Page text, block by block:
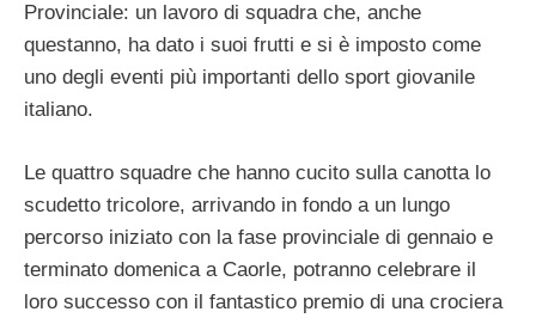
Provinciale: un lavoro di squadra che, anche
questanno, ha dato i suoi frutti e si è imposto come
uno degli eventi più importanti dello sport giovanile
italiano.
Le quattro squadre che hanno cucito sulla canotta lo
scudetto tricolore, arrivando in fondo a un lungo
percorso iniziato con la fase provinciale di gennaio e
terminato domenica a Caorle, potranno celebrare il
loro successo con il fantastico premio di una crociera